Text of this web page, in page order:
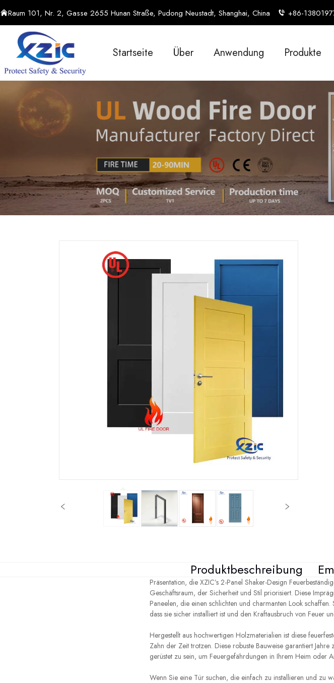
Raum 101, Nr. 2, Gasse 2655 Hunan Straße, Pudong Neustadt, Shanghai, China +86-
Startseite Über Anwendung Produkte
Produktbeschreibung
Präsentation, die XZIC’s 2-Panel Shaker-Design
Geschäftsraum, der Sicherheit und Stil priorisiert. Diese
Paneelen, die einen schlichten und charmanten Look
dass sie sicher installiert ist und den Kraftausbruch von Feuer
Hergestellt aus hochwertigen Holzmaterialien ist diese
Zahn der Zeit trotzen. Diese robuste Bauweise garantiert
gerüstet zu sein, um Feuergefährdungen in Ihrem Heim oder
Wenn Sie eine Tür suchen, die einfach zu installieren und zu